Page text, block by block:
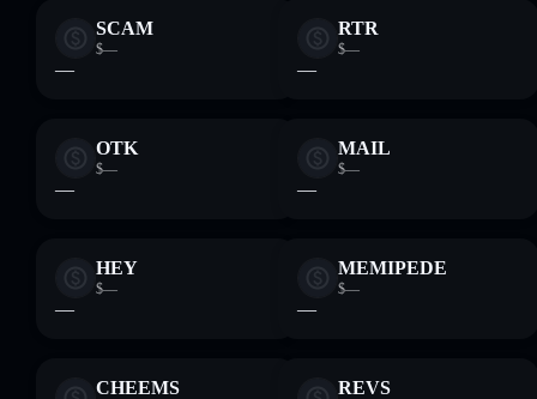
SCAM
$—
—
RTR
$—
—
OTK
$—
—
MAIL
$—
—
HEY
$—
—
MEMIPEDE
$—
—
CHEEMS REVS